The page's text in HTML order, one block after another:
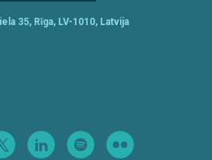
35, Rīga, LV-1010, Latvija